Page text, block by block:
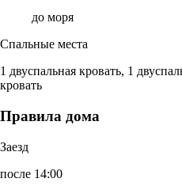
до моря
Спальные места
1 двуспальная кровать, 1
кровать
Правила дома
Заезд
после 14:00